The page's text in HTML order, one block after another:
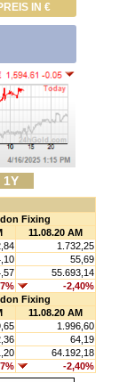
IN €
1Y
Fixing
11.08.20 AM
1.732,25
55,69
55.693,14
-2,40%
Fixing
11.08.20 AM
1.996,60
64,19
64.192,18
-2,40%